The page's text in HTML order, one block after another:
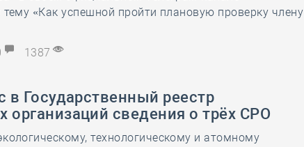
тему «Как успешной пройти плановую проверку члену
1387
в Государственный реестр
организаций сведения о трёх СРО
технологическому и атомному